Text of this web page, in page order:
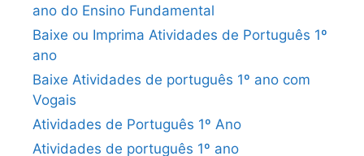
ano do Ensino Fundamental
Baixe ou Imprima Atividades de Português 1º
ano
Baixe Atividades de português 1º ano com
Vogais
Atividades de Português 1º Ano
Atividades de português 1º ano